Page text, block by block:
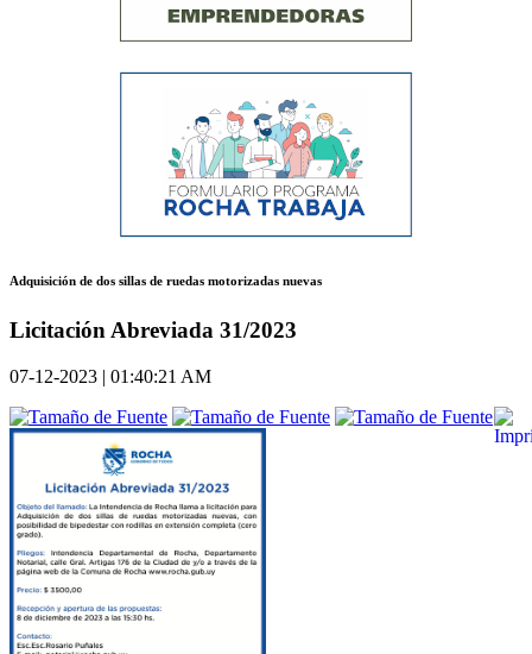
Adquisición de dos sillas de ruedas motorizadas nuevas
Licitación Abreviada 31/2023
07-12-2023 | 01:40:21 AM